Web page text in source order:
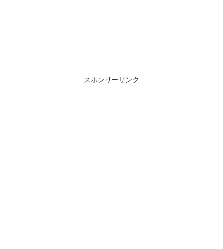
スポンサーリンク